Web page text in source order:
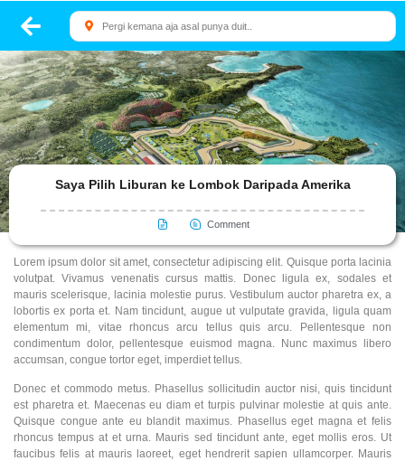
Saya Pilih Liburan ke Lombok Daripada Amerika
Comment
Lorem ipsum dolor sit amet, consectetur adipiscing elit. Quisque porta lacinia
volutpat. Vivamus venenatis cursus mattis. Donec ligula ex, sodales et
mauris scelerisque, lacinia molestie purus. Vestibulum auctor pharetra ex, a
lobortis ex porta et. Nam tincidunt, augue ut vulputate gravida, ligula quam
elementum mi, vitae rhoncus arcu tellus quis arcu. Pellentesque non
condimentum dolor, pellentesque euismod magna. Nunc maximus libero
accumsan, congue tortor eget, imperdiet tellus.
Donec et commodo metus. Phasellus sollicitudin auctor nisi, quis tincidunt
est pharetra et. Maecenas eu diam et turpis pulvinar molestie at quis ante.
Quisque congue ante eu blandit maximus. Phasellus eget magna et felis
rhoncus tempus at et urna. Mauris sed tincidunt ante, eget mollis eros. Ut
faucibus felis at mauris laoreet, eget hendrerit sapien ullamcorper. Mauris